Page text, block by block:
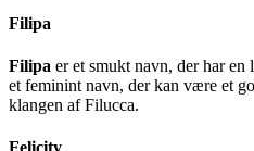
Filipa
Filipa er et smukt navn, der har
et feminint navn, der kan være et
klangen af Filucca.